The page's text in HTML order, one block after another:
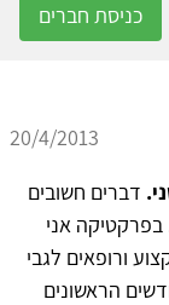
כניסת חברים
20/4/2013
דברים חשובים
בפרקטיקה אני
ורופאים לגבי
הראשונים